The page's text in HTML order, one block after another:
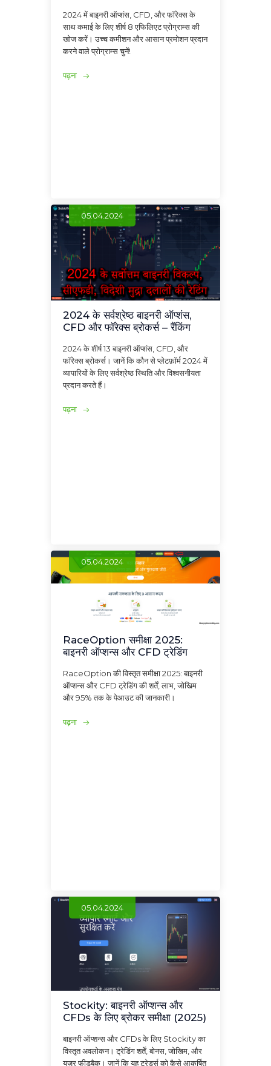
2024 में बाइनरी ऑप्शंस, CFD, और फॉरेक्स के
साथ कमाई के लिए शीर्ष 8 एफिलिएट प्रोग्राम्स की
खोज करें। उच्च कमीशन और आसान प्रमोशन प्रदान
करने वाले प्रोग्राम्स चुनें!
पढ़ना
05.04.2024
2024 के सर्वश्रेष्ठ बाइनरी ऑप्शंस,
CFD और फॉरेक्स ब्रोकर्स – रैंकिंग
2024 के शीर्ष 13 बाइनरी ऑप्शंस, CFD, और
फॉरेक्स ब्रोकर्स। जानें कि कौन से प्लेटफ़ॉर्म 2024 में
व्यापारियों के लिए सर्वश्रेष्ठ स्थिति और विश्वसनीयता
प्रदान करते हैं।
पढ़ना
05.04.2024
RaceOption समीक्षा 2025:
बाइनरी ऑप्शन्स और CFD ट्रेडिंग
RaceOption की विस्तृत समीक्षा 2025: बाइनरी
ऑप्शन्स और CFD ट्रेडिंग की शर्तें, लाभ, जोखिम
और 95% तक के पेआउट की जानकारी।
पढ़ना
05.04.2024
Stockity: बाइनरी ऑप्शन्स और
CFDs के लिए ब्रोकर समीक्षा (2025)
बाइनरी ऑप्शन्स और CFDs के लिए Stockity का
विस्तृत अवलोकन। ट्रेडिंग शर्तें, बोनस, जोखिम, और
यूज़र फीडबैक। जानें कि यह ट्रेडर्स को कैसे आकर्षित